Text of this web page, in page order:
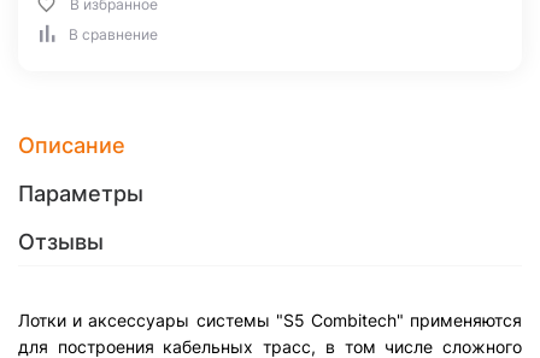
В избранное
В сравнение
Описание
Параметры
Отзывы
Лотки и аксессуары системы "S5 Combitech" применяются
для построения кабельных трасс, в том числе сложного